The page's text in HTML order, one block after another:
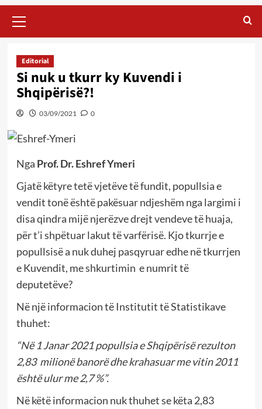
Menu
Editorial
Si nuk u tkurr ky Kuvendi i
Shqipërisë?!
03/09/2021 0
Nga Prof. Dr. Eshref Ymeri
Gjatë këtyre tetë vjetëve të fundit, popullsia e
vendit tonë është pakësuar ndjeshëm nga largimi i
disa qindra mijë njerëzve drejt vendeve të huaja,
për t’i shpëtuar lakut të varfërisë. Kjo tkurrje e
popullsisë a nuk duhej pasqyruar edhe në tkurrjen
e Kuvendit, me shkurtimin e numrit të
deputetëve?
Në një informacion të Institutit të Statistikave
thuhet:
“Në 1 Janar 2021 popullsia e Shqipërisë rezulton
2,83 milionë banorë dhe krahasuar me vitin 2011
është ulur me 2,7 %”.
Në këtë informacion nuk thuhet se këta 2,83